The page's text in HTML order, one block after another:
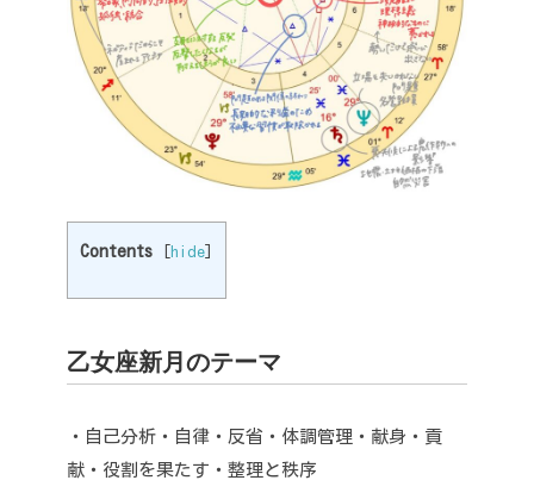
Contents hide
乙女座新月のテーマ
・自己分析 ・自律 ・反省 ・体調管理 ・献身 ・貢
献 ・役割を果たす ・整理と秩序